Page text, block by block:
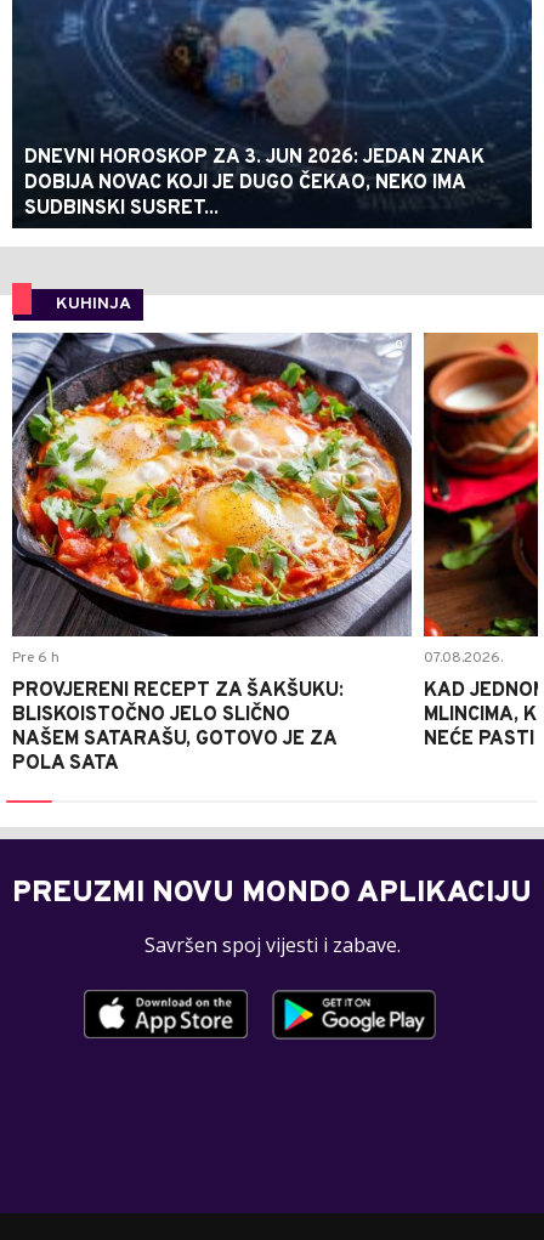
DNEVNI HOROSKOP ZA 3. JUN 2026: JEDAN ZNAK
DOBIJA NOVAC KOJI JE DUGO ČEKAO, NEKO IMA
SUDBINSKI SUSRET...
KUHINJA
0
Pre 6 h
PROVJERENI RECEPT ZA ŠAKŠUKU:
BLISKOISTOČNO JELO SLIČNO
NAŠEM SATARAŠU, GOTOVO JE ZA
POLA SATA
07.08.2026.
KAD
MLINCIMA,
NEĆE PASTI
PREUZMI NOVU MONDO APLIKACIJU
Savršen spoj vijesti i zabave.